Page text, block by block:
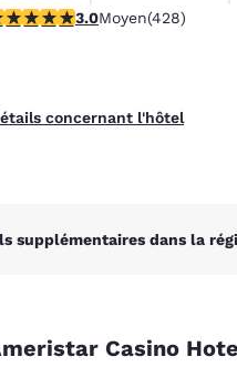
étoiles. Moyen. 428
3.0Moyen(428)
concernant l'hôtel
supplémentaires dans la
Casino